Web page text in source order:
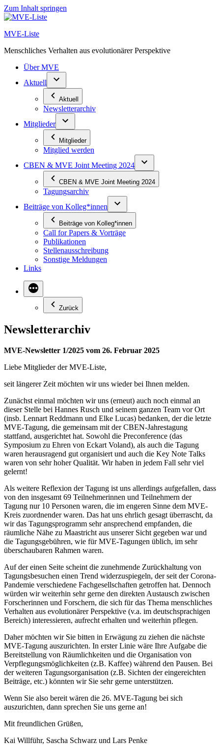
Zum Inhalt springen
MVE-Liste
Menschliches Verhalten aus evolutionärer Perspektive
Über MVE
Aktuell
Aktuell
Newsletterarchiv
Mitglieder
Mitglieder
Mitglied werden
CBEN & MVE Joint Meeting 2024
CBEN & MVE Joint Meeting 2024
Tagungsarchiv
Beiträge von Kolleg*innen
Beiträge von Kolleg*innen
Call for Papers & Vorträge
Publikationen
Stellenausschreibung
Sonstige Meldungen
Links
Zurück
Newsletterarchiv
MVE-Newsletter 1/2025 vom 26. Februar 2025
Liebe Mitglieder der MVE-Liste,
seit längerer Zeit möchten wir uns wieder bei Ihnen melden.
Zunächst einmal möchten wir uns (erneut) auch noch einmal an
dieser Stelle bei Hannes Rusch und seinem ganzen Team vor Ort
(insb. Lennart Reddmann und Elke Lucas) bedanken, der die letzte
MVE-Tagung, die gemeinsam mit der CBEN-Jahrestagung
stattfand, ausgerichtet hat. Sowohl die Preconference (das
Symposium zu Ehren von Eckart Voland), als auch die Tagung
waren herausragend gut organisiert und auch die Key Note Talks
waren von sehr hoher Qualität. Wir haben in jedem Fall sehr viel
gelernt!
Als weitere Reflexion der Tagung ist uns allerdings aufgefallen, dass
von den insgesamt 69 Teilnehmerinnen und Teilnehmern der
Tagung nur 10 Personen waren, die im engeren Sinne dem MVE-
Kreis zuordnender waren. Das hat uns ehrlich gesagt überrascht, da
wir das Tagungsprogramm sehr ansprechend empfanden, die
räumliche Nähe zu Maastricht aus unserer Sicht gegeben war und
die Tagungsgebühren, wie für MVE-Tagungen üblich, im sehr
überschaubaren Rahmen waren.
Auf der einen Seite scheint die zunehmende Zurückhaltung von
Tagungsbesuchen einen Trend widerzuspiegeln, der seit der Corona-
Pandemie verschiedene Fachgesellschaften getroffen hat. Dennoch
würden wir weiterhin sehr gerne den direkten Austausch zwischen
Forscherinnen und Forschern, die sich für das Thema menschliches
Verhalten aus evolutionärer Perspektive (v.a. im deutschsprachigen
Bereich) interessieren, aufrecht erhalten und weiterhin pflegen.
Daher möchten wir Sie bitten in Erwägung zu ziehen die nächste
MVE-Tagung auszurichten. In erster Linie wäre Ihre Aufgabe die
Bereitstellung von Räumlichkeiten und die Organisation von
Verpflegungsmöglichkeiten (z.B. Kaffee) während den Pausen. Bei
der weiteren Tagungsorganisation (z.B. Sichten der eingereichten
Beiträge, etc.) könnten wir Sie sehr gerne unterstützen.
Wenn Sie also bereit wären die 26. MVE-Tagung bei sich
auszurichten, dann sprechen Sie uns gerne an!
Mit freundlichen Grüßen,
Kai Willführ, Sascha Schwarz und Lars Penke